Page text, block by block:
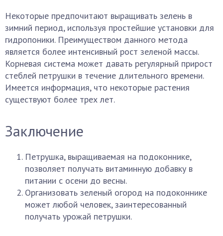
Некоторые предпочитают выращивать зелень в
зимний период, используя простейшие установки для
гидропоники. Преимуществом данного метода
является более интенсивный рост зеленой массы.
Корневая система может давать регулярный прирост
стеблей петрушки в течение длительного времени.
Имеется информация, что некоторые растения
существуют более трех лет.
Заключение
Петрушка, выращиваемая на подоконнике,
позволяет получать витаминную добавку в
питании с осени до весны.
Организовать зеленый огород на подоконнике
может любой человек, заинтересованный
получать урожай петрушки.